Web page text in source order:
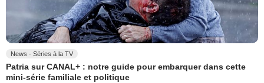
News - Séries à la TV
Patria sur CANAL+ : notre guide pour embarquer dans cette
mini-série familiale et politique